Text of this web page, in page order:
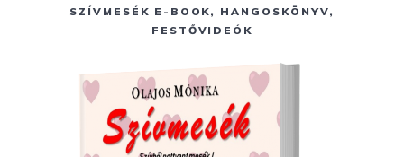
SZÍVMESÉK E-BOOK, HANGOSKÖNYV,
FESTŐVIDEÓK